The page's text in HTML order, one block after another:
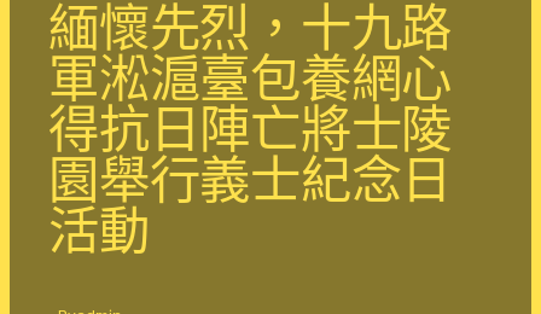
緬懷先烈，十九路
軍淞滬臺包養網心
得抗日陣亡將士陵
園舉行義士紀念日
活動